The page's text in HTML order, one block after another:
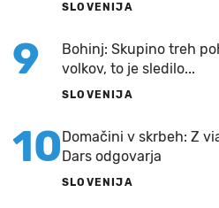
SLOVENIJA
9
Bohinj: Skupino treh
volkov, to je sledilo...
SLOVENIJA
10 Domačini v skrbeh: Z
Dars odgovarja
SLOVENIJA